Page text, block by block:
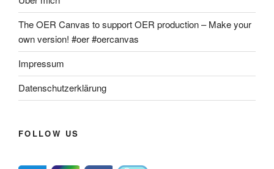
The OER Canvas to support OER production – Make your
own version! #oer #oercanvas
Impressum
Datenschutzerklärung
FOLLOW US